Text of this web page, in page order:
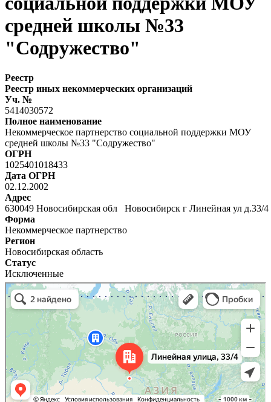
средней школы №33
"Содружество"
Реестр
Реестр иных некоммерческих организаций
Уч. №
5414030572
Полное наименование
Некоммерческое партнерство социальной поддержки МОУ
средней школы №33 "Содружество"
ОГРН
1025401018433
Дата ОГРН
02.12.2002
Адрес
630049 Новосибирская обл Новосибирск г Линейная ул д.33/
Форма
Некоммерческое партнерство
Регион
Новосибирская область
Статус
Исключенные